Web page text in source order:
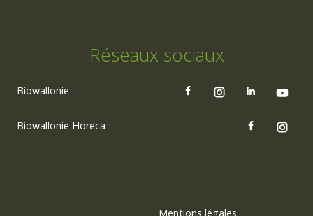
Réseaux sociaux
Biowallonie
Biowallonie Horeca
Mentions légales